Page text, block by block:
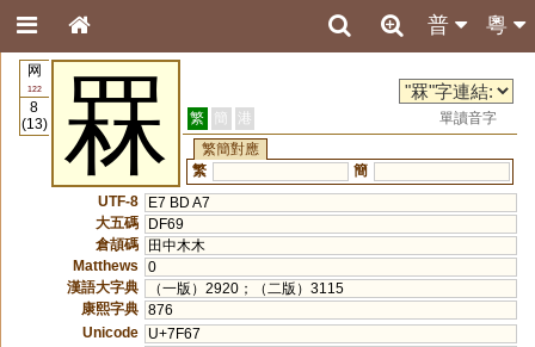
粵
普
网
122
8
(13)
罧 繁 簡 港
單讀音字
繁簡對應
繁
簡
UTF-8
E7 BD A7
大五碼
DF69
倉頡碼
田中木木
Matthews
0
漢語大字典
（一版）2920；（二版）3115
康熙字典 876
Unicode
U+7F67